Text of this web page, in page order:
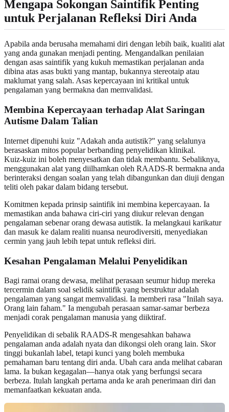
Mengapa Sokongan Saintifik Penting
untuk Perjalanan Refleksi Diri Anda
Apabila anda berusaha memahami diri dengan lebih baik, kualiti alat
yang anda gunakan menjadi penting. Mengandalkan penilaian
dengan asas saintifik yang kukuh memastikan perjalanan anda
dibina atas asas bukti yang mantap, bukannya stereotaip atau
maklumat yang salah. Asas kepercayaan ini kritikal untuk
pengalaman yang bermakna dan memvalidasi.
Membina Kepercayaan terhadap Alat Saringan
Autisme Dalam Talian
Internet dipenuhi kuiz "Adakah anda autistik?" yang selalunya
berasaskan mitos popular berbanding penyelidikan klinikal.
Kuiz‑kuiz ini boleh menyesatkan dan tidak membantu. Sebaliknya,
menggunakan alat yang diilhamkan oleh RAADS‑R bermakna anda
berinteraksi dengan soalan yang telah dibangunkan dan diuji dengan
teliti oleh pakar dalam bidang tersebut.
Komitmen kepada prinsip saintifik ini membina kepercayaan. Ia
memastikan anda bahawa ciri‑ciri yang diukur relevan dengan
pengalaman sebenar orang dewasa autistik. Ia melangkaui karikatur
dan masuk ke dalam realiti nuansa neurodiversiti, menyediakan
cermin yang jauh lebih tepat untuk refleksi diri.
Kesahan Pengalaman Melalui Penyelidikan
Bagi ramai orang dewasa, melihat perasaan seumur hidup mereka
tercermin dalam soal selidik saintifik yang berstruktur adalah
pengalaman yang sangat memvalidasi. Ia memberi rasa "Inilah saya.
Orang lain faham." Ia mengubah perasaan samar-samar berbeza
menjadi corak pengalaman manusia yang diiktiraf.
Penyelidikan di sebalik RAADS‑R mengesahkan bahawa
pengalaman anda adalah nyata dan dikongsi oleh orang lain. Skor
tinggi bukanlah label, tetapi kunci yang boleh membuka
pemahaman baru tentang diri anda. Ubah cara anda melihat cabaran
lama. Ia bukan kegagalan—hanya otak yang berfungsi secara
berbeza. Itulah langkah pertama anda ke arah penerimaan diri dan
memanfaatkan kekuatan anda.